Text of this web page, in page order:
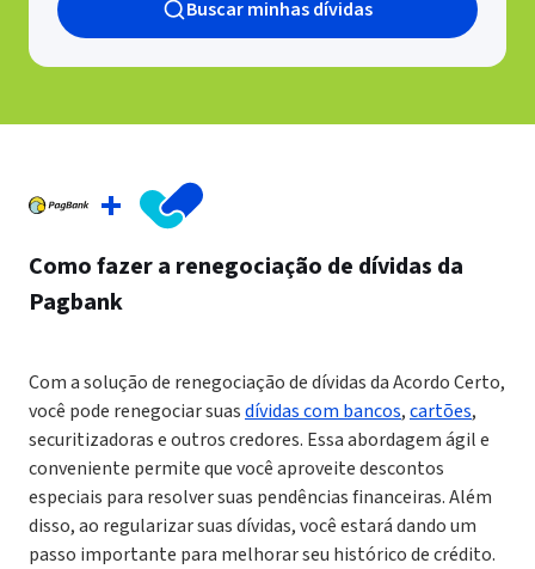
Buscar minhas dívidas
Como fazer a renegociação de dívidas da
Pagbank
Com a solução de renegociação de dívidas da Acordo Certo,
você pode renegociar suasdívidas com bancos,cartões,
securitizadoras e outros credores. Essa abordagem ágil e
conveniente permite que você aproveite descontos
especiais para resolver suas pendências financeiras. Além
disso, ao regularizar suas dívidas, você estará dando um
passo importante para melhorar seu histórico de crédito.